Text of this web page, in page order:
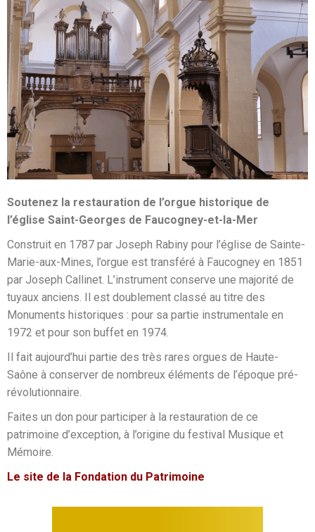
Soutenez la restauration de l’orgue historique de
l’église Saint-Georges de Faucogney-et-la-Mer
Construit en 1787 par Joseph Rabiny pour l’église de Sainte-
Marie-aux-Mines, l’orgue est transféré à Faucogney en 1851
par Joseph Callinet. L’instrument conserve une majorité de
tuyaux anciens. Il est doublement classé au titre des
Monuments historiques : pour sa partie instrumentale en
1972 et pour son buffet en 1974.
Il fait aujourd’hui partie des très rares orgues de Haute-
Saône à conserver de nombreux éléments de l’époque pré-
révolutionnaire.
Faites un don pour participer à la restauration de ce
patrimoine d’exception, à l’origine du festival Musique et
Mémoire.
Le site de la Fondation du Patrimoine